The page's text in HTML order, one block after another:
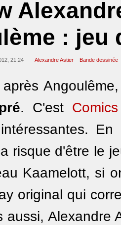
: jeu
21:24 Alexandre Astier Bande dessinée
. C'est
risque d'être le
Kaamelott, si
original qui
aussi, Alexandre